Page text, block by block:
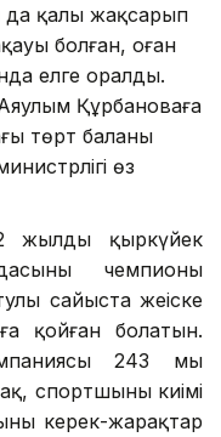
да қалы жақсарып
болған, оған
елге оралды.
Құрбановаға
төрт баланы
өз
жылдың қыркүйек
чемпионы
сайыста жеңіске
қойған болатын.
243 мың
спортшының киімі
керек-жарақтар